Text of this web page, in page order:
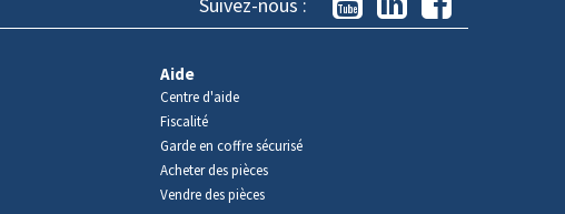
Aide
Centre d'aide
Fiscalité
Garde en coffre sécurisé
Acheter des pièces
Vendre des pièces